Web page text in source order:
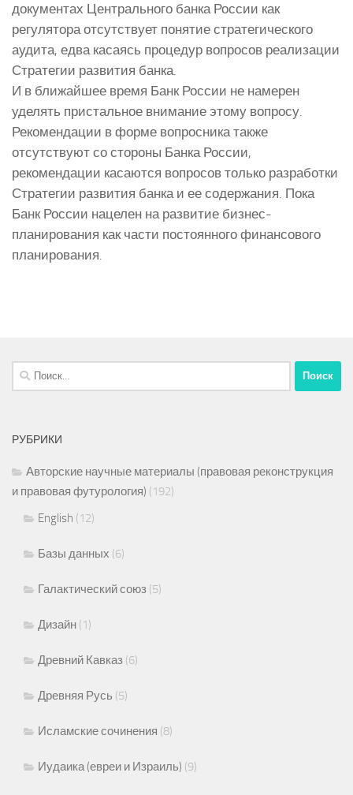
документах Центрального банка России как
регулятора отсутствует понятие стратегического
аудита, едва касаясь процедур вопросов реализации
Стратегии развития банка.
И в ближайшее время Банк России не намерен
уделять пристальное внимание этому вопросу.
Рекомендации в форме вопросника также
отсутствуют со стороны Банка России,
рекомендации касаются вопросов только разработки
Стратегии развития банка и ее содержания. Пока
Банк России нацелен на развитие бизнес-
планирования как части постоянного финансового
планирования.
Найти:
РУБРИКИ
Авторские научные материалы (правовая реконструкция
и правовая футурология) (192)
English (12)
Базы данных (6)
Галактический союз (5)
Дизайн (1)
Древний Кавказ (6)
Древняя Русь (5)
Исламские сочинения (8)
Иудаика (евреи и Израиль) (9)